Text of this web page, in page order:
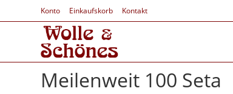
Konto Einkaufskorb Kontakt
Meilenweit 100 Seta